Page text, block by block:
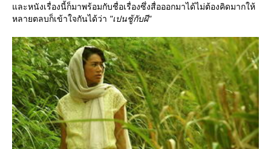
ละหนังเรื่องนี้ก็มาพร้อมกับชื่อเรื่องซึ่งสื่อออกมาได้ไม่ต้องคิดมากให้
หลายตลบก็เข้าใจกันได้ว่า "เปนชู้กับผี"